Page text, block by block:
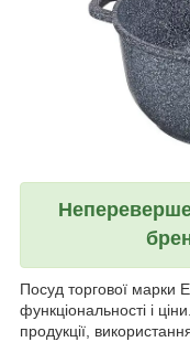
Посуд торгової марки
функціональності і
продукції,